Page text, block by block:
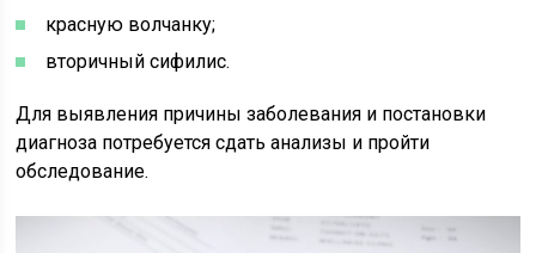
красную волчанку;
вторичный сифилис.
Для выявления причины заболевания и постановки
диагноза потребуется сдать анализы и пройти
обследование.